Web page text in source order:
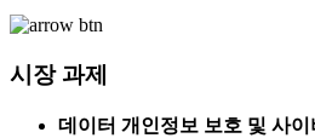
시장 과제
데이터 개인정보 보호 및 사이